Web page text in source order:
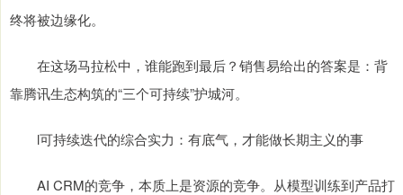
终将被边缘化。
在这场马拉松中，谁能跑到最后？销售易给出的答案是：背
靠腾讯生态构筑的“三个可持续”护城河。
l可持续迭代的综合实力：有底气，才能做长期主义的事
AI CRM的竞争，本质上是资源的竞争。从模型训练到产品打